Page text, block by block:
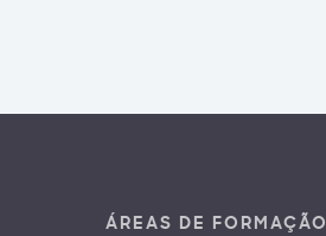
ÁREAS DE FORMAÇÃO